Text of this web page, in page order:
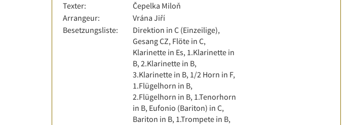
Texter:
Čepelka Miloň
Arrangeur:
Vrána Jiří
Besetzungsliste:
Direktion in C (Einzeilige),
Gesang CZ, Flöte in C,
Klarinette in Es, 1.Klarinette in
B, 2.Klarinette in B,
3.Klarinette in B, 1/2 Horn in F,
1.Flügelhorn in B,
2.Flügelhorn in B, 1.Tenorhorn
in B, Eufonio (Bariton) in C,
Bariton in B, 1.Trompete in B,